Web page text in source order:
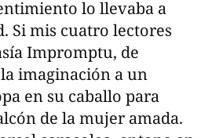
lo llevaba a
Si mis cuatro lectores
Impromptu, de
imaginación a un
en su caballo para
de la mujer amada.